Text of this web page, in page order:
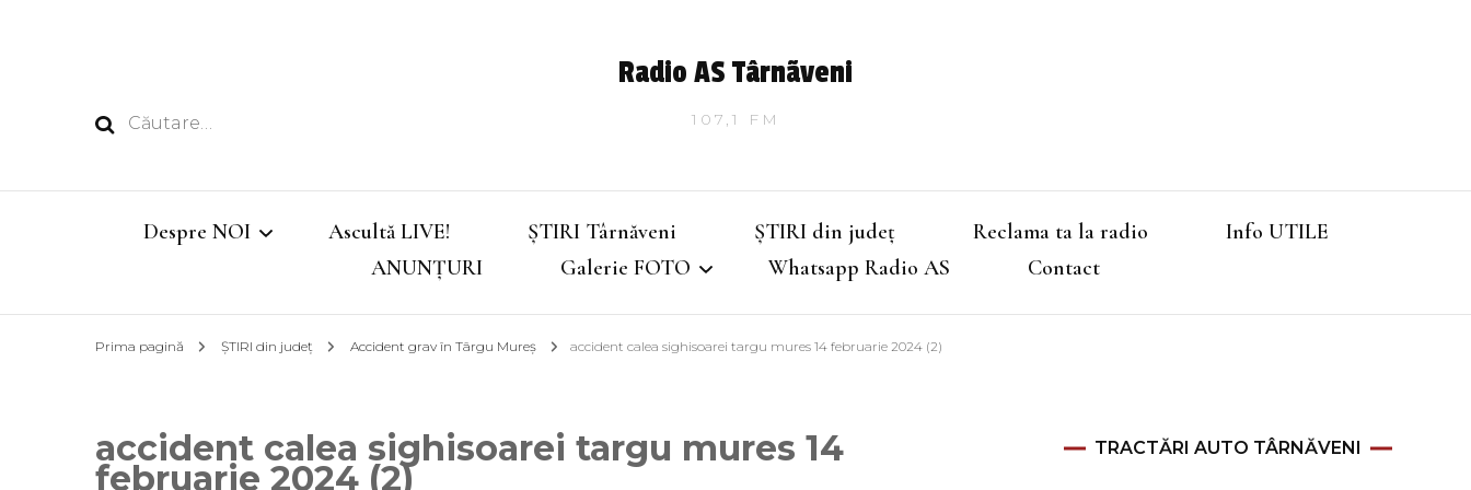
Caută
Radio AS Târnãveni
107,1 FM
Despre NOI
Program
Ascultă LIVE! ȘTIRI Târnăveni ȘTIRI din județ Reclama ta la radio
Info UTILE
ANUNȚURI
Galerie FOTO
Târnăveni – Iarna
Whatsapp Radio AS Contact
Prima pagină ȘTIRI din județ Accident grav în Târgu Mureș accident calea sighisoarei targu mures 14 februarie 2024 (2)
accident calea sighisoarei targu mures 14
februarie 2024 (2)
TRACTĂRI AUTO TÂRNĂVENI